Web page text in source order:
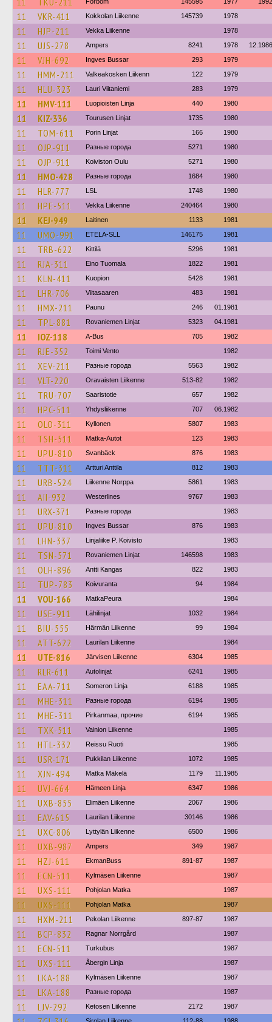
11 VKR-411 Kokkolan Liikenne 145739 1978
11 HJP-211 Vekka Liikenne 1978
11 UJS-278 Ampers 8241 1978 12.1986
11 VJH-692 Ingves Bussar 293 1979
11 HMM-211 Valkeakosken Liikenn 122 1979
11 HLU-323 Lauri Viitaniemi 283 1979
11 HMV-111 Luopioisten Linja 440 1980
11 KIZ-336 Tourusen Linjat 1735 1980
11 TOM-611 Porin Linjat 166 1980
11 OJP-911 Разные города 5271 1980
11 OJP-911 Koiviston Oulu 5271 1980
11 HMO-428 Разные города 1684 1980
11 HLR-777 LSL 1748 1980
11 HPE-511 Vekka Liikenne 240464 1980
11 KEJ-949 Laitinen 1133 1981
11 UMO-991 ETELA-SLL 146175 1981
11 TRB-622 Kittilä 5296 1981
11 RJA-311 Eino Tuomala 1822 1981
11 KLN-411 Kuopion 5428 1981
11 LHR-706 Viitasaaren 483 1981
11 HMX-211 Paunu 246 01.1981
11 TPL-881 Rovaniemen Linjat 5323 04.1981
11 IOZ-118 A-Bus 705 1982
11 RJE-352 Toimi Vento 1982
11 XEV-211 Разные города 5563 1982
11 VLT-220 Oravaisten Liikenne 513-82 1982
11 TRU-707 Saaristotie 657 1982
11 HPC-511 Yhdysliikenne 707 06.1982
11 OLO-311 Kyllonen 5807 1983
11 TSH-511 Matka-Autot 123 1983
11 UPU-810 Svanbäck 876 1983
11 TTT-311 Artturi Anttila 812 1983
11 URB-524 Liikenne Norppa 5861 1983
11 AII-932 Westerlines 9767 1983
11 URX-371 Разные города 1983
11 UPU-810 Ingves Bussar 876 1983
11 LHN-337 Linjaliike P. Koivisto 1983
11 TSN-571 Rovaniemen Linjat 146598 1983
11 OLH-896 Antti Kangas 822 1983
11 TUP-783 Koivuranta 94 1984
11 VOU-166 MatkaPeura 1984
11 USE-911 Lähilinjat 1032 1984
11 BIU-555 Härmän Liikenne 99 1984
11 ATT-622 Laurilan Liikenne 1984
11 UTE-816 Järvisen Liikenne 6304 1985
11 RLR-611 Autolinjat 6241 1985
11 EAA-711 Someron Linja 6188 1985
11 MHE-311 Разные города 6194 1985
11 MHE-311 Pirkanmaa, прочие 6194 1985
11 TXK-511 Vainion Liikenne 1985
11 HTL-332 Reissu Ruoti 1985
11 USR-171 Pukkilan Liikenne 1072 1985
11 XJN-494 Matka Mäkelä 1179 11.1985
11 UVJ-664 Hämeen Linja 6347 1986
11 UXB-855 Elimäen Liikenne 2067 1986
11 EAV-615 Laurilan Liikenne 30146 1986
11 UXC-806 Lyttylän Liikenne 6500 1986
11 UXB-987 Ampers 349 1987
11 HZJ-611 EkmanBuss 891-87 1987
11 ECN-511 Kylmäsen Liikenne 1987
11 UXS-111 Pohjolan Matka 1987
11 UXS-111 Pohjolan Matka 1987
11 HXM-211 Pekolan Liikenne 897-87 1987
11 BCP-832 Ragnar Norrgård 1987
11 ECN-511 Turkubus 1987
11 UXS-111 Åbergin Linja 1987
11 LKA-188 Kylmäsen Liikenne 1987
11 LKA-188 Разные города 1987
11 LJV-292 Ketosen Liikenne 2172 1987